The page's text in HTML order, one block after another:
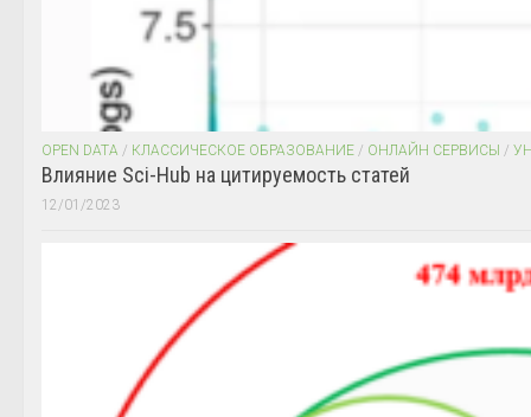
OPEN DATA / КЛАССИЧЕСКОЕ ОБРАЗОВАНИЕ / ОНЛАЙН СЕРВИСЫ /
Влияние Sci-Hub на цитируемость статей
12/01/2023